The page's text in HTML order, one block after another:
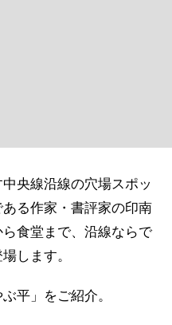
央線沿線の穴場スポッ
る作家・書評家の印南
食堂まで、沿線ならで
します。
平」をご紹介。